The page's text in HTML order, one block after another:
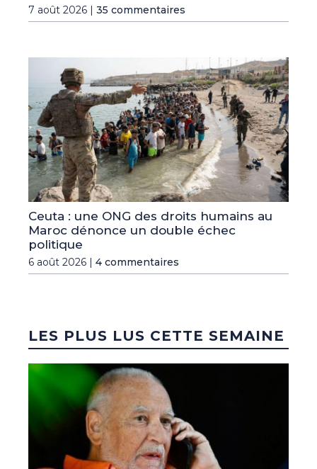
7 août 2026 | 35 commentaires
Ceuta : une ONG des droits humains au
Maroc dénonce un double échec
politique
6 août 2026 | 4 commentaires
LES PLUS LUS CETTE SEMAINE